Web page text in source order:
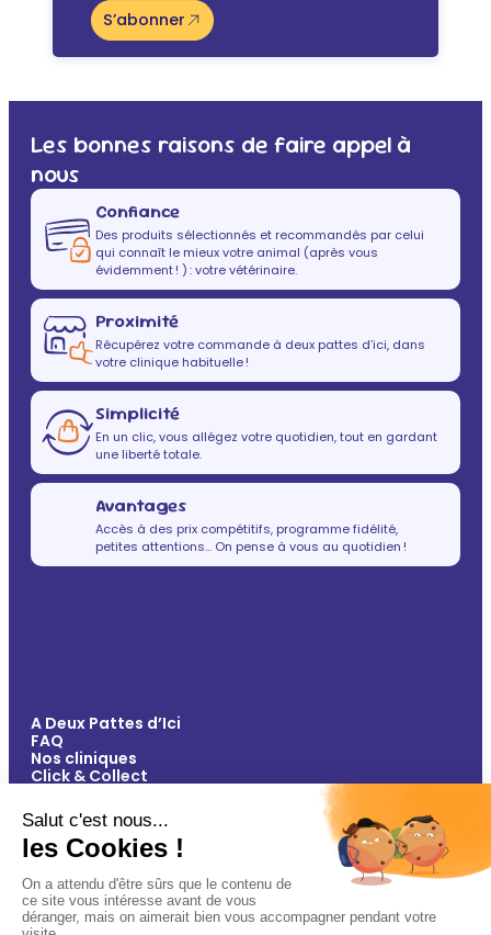
S’abonner
Les bonnes raisons de faire appel à
nous
Confiance
Des produits sélectionnés et recommandés par celui
qui connaît le mieux votre animal (après vous
évidemment ! ) : votre vétérinaire.
Proximité
Récupérez votre commande à deux pattes d’ici, dans
votre clinique habituelle !
Simplicité
En un clic, vous allégez votre quotidien, tout en gardant
une liberté totale.
Avantages
Accès à des prix compétitifs, programme fidélité,
petites attentions… On pense à vous au quotidien !
A Deux Pattes d’Ici
FAQ
Nos cliniques
Click & Collect
Vos avantages
Conseils
Paiement 100% sécurisé